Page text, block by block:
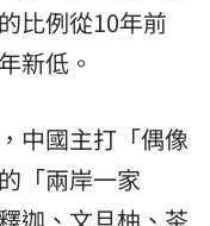
比例從10年前
新低。
中國主打「偶像
「兩岸一家